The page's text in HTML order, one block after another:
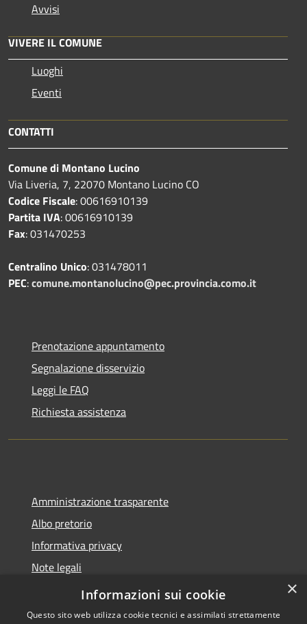
Avvisi
VIVERE IL COMUNE
Luoghi
Eventi
CONTATTI
Comune di Montano Lucino
Via Liveria, 7, 22070 Montano Lucino CO
Codice Fiscale: 00616910139
Partita IVA: 00616910139
Fax: 031470253
Centralino Unico: 031478011
PEC:comune.montanolucino@pec.provincia.como.it
Prenotazione appuntamento
Segnalazione disservizio
Leggi le FAQ
Richiesta assistenza
Amministrazione trasparente
Albo pretorio
Informativa privacy
Note legali
Dichiarazione di accessibilità
×
Informazioni sui cookie
Questo sito web utilizza cookie tecnici e assimilati strettamente